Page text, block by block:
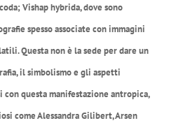
Vishap hybrida, dove sono
spesso associate con immagini
Questa non è la sede per dare un
il simbolismo e gli aspetti
questa manifestazione antropica,
come Alessandra Gilibert, Arsen